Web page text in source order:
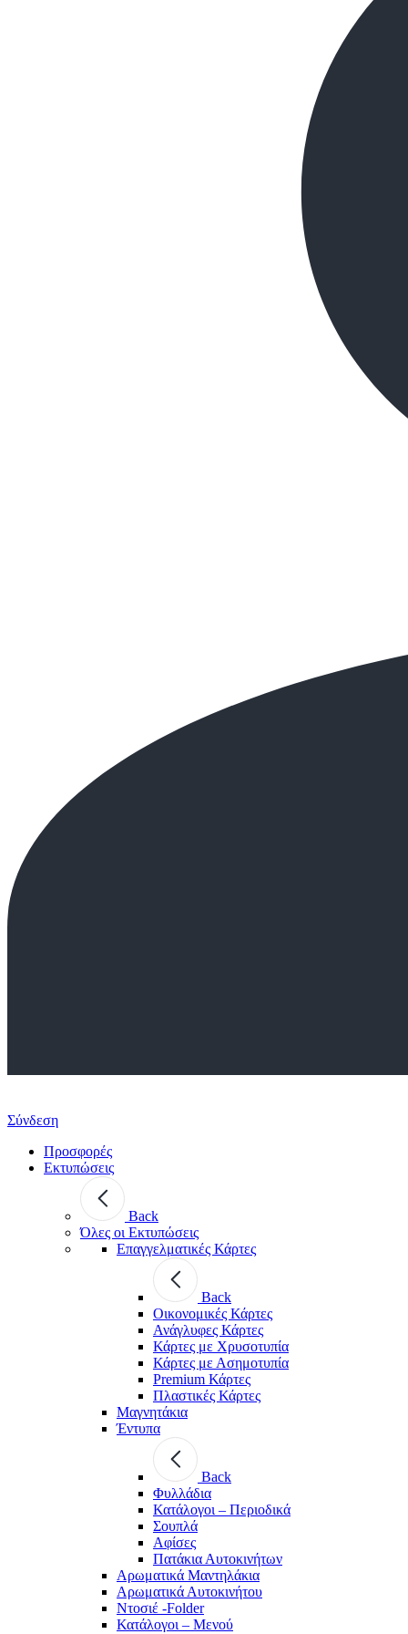
Σύνδεση
Προσφορές
Εκτυπώσεις
Back
Όλες οι Εκτυπώσεις
Επαγγελματικές Κάρτες
Back
Οικονομικές Κάρτες
Ανάγλυφες Κάρτες
Κάρτες με Χρυσοτυπία
Κάρτες με Ασημοτυπία
Premium Κάρτες
Πλαστικές Κάρτες
Μαγνητάκια
Έντυπα
Back
Φυλλάδια
Κατάλογοι – Περιοδικά
Σουπλά
Αφίσες
Πατάκια Αυτοκινήτων
Αρωματικά Μαντηλάκια
Αρωματικά Αυτοκινήτου
Ντοσιέ -Folder
Κατάλογοι – Μενού